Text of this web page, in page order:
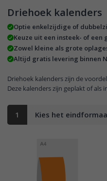
Driehoek kalenders
Driehoek kalenders zijn de
Deze kalenders zijn geplakt of als
Optie enkelzijdige of
Keuze uit een insteek- of
Zowel kleine als grote
Altijd gratis levering binnen
1 Kies het